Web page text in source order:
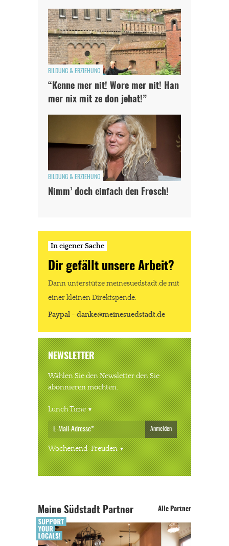
BILDUNG & ERZIEHUNG
“Kenne mer nit! Wore mer nit! Han
mer nix mit ze don jehat!”
BILDUNG & ERZIEHUNG
Nimm’ doch einfach den Frosch!
In eigener Sache
Dir gefällt unsere Arbeit?
Dann unterstütze meinesuedstadt.de mit
einer kleinen Direktspende.
Paypal - danke@meinesuedstadt.de
NEWSLETTER
Wählen Sie den Newsletter den Sie
abonnieren möchten.
Lunch Time
Anmelden
Wochenend-Freuden
Meine Südstadt Partner Alle Partner